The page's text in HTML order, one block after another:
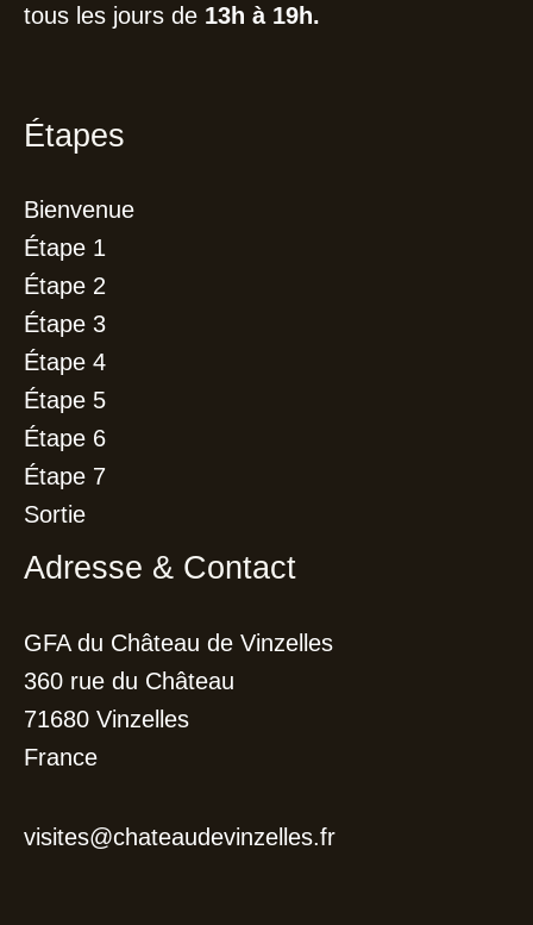
tous les jours de 13h à 19h.
Étapes
Bienvenue
Étape 1
Étape 2
Étape 3
Étape 4
Étape 5
Étape 6
Étape 7
Sortie
Adresse & Contact
GFA du Château de Vinzelles
360 rue du Château
71680 Vinzelles
France
visites@chateaudevinzelles.fr